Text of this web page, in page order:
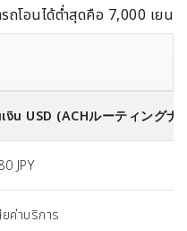
ถโอนได้ต่ำสุดคือ 7,000 เยน
งิน USD (ACHルーティングナ
JPY
ยค่าบริการ